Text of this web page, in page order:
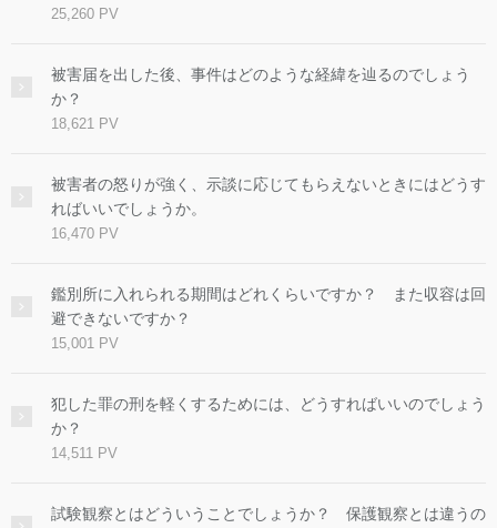
25,260 PV
被害届を出した後、事件はどのような経緯を辿るのでしょう
か？
18,621 PV
被害者の怒りが強く、示談に応じてもらえないときにはどうす
ればいいでしょうか。
16,470 PV
鑑別所に入れられる期間はどれくらいですか？ また収容は回
避できないですか？
15,001 PV
犯した罪の刑を軽くするためには、どうすればいいのでしょう
か？
14,511 PV
試験観察とはどういうことでしょうか？ 保護観察とは違うの